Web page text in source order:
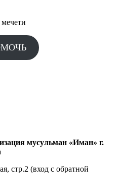
мечети
мусульман «Иман» г.
стр.2 (вход с обратной